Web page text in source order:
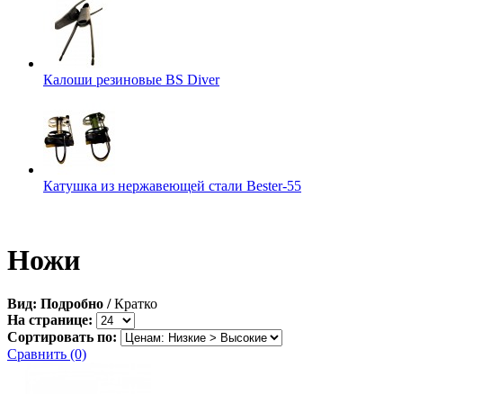
Калоши резиновые BS Diver
Катушка из нержавеющей стали Bester-55
Ножи
Вид: Подробно / Кратко
На странице:
Сортировать по:
Сравнить (0)